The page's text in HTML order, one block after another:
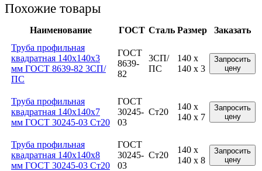
Похожие товары
Наименование ГОСТ Сталь Размер
Заказать
Труба профильная
квадратная 140x140x3
мм ГОСТ 8639-82 3СП/
ПС
ГОСТ
8639-
82
3СП/
ПС
140 x
140 x 3
Запросить
цену
Труба профильная
квадратная 140x140x7
мм ГОСТ 30245-03 Ст20
ГОСТ
30245-
03
Ст20
140 x
140 x 7
Запросить
цену
Труба профильная
квадратная 140x140x8
мм ГОСТ 30245-03 Ст20
ГОСТ
30245-
03
Ст20
140 x
140 x 8
Запросить
цену